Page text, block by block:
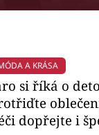
A KRÁSA
si říká o
dopřejte i